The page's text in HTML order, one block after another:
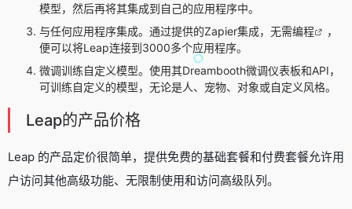
模型，然后再将其集成到自己的应用程序中。
与任何应用程序集成。通过提供的Zapier集成，无需编程
，
便可以将Leap连接到3000多个应用程序。
微调训练自定义模型。使用其Dreambooth微调仪表板和API，
可训练自定义的模型，无论是人、宠物、对象或自定义风格。
Leap的产品价格
Leap 的产品定价很简单，提供免费的基础套餐和付费套餐允许用
户访问其他高级功能、无限制使用和访问高级队列。